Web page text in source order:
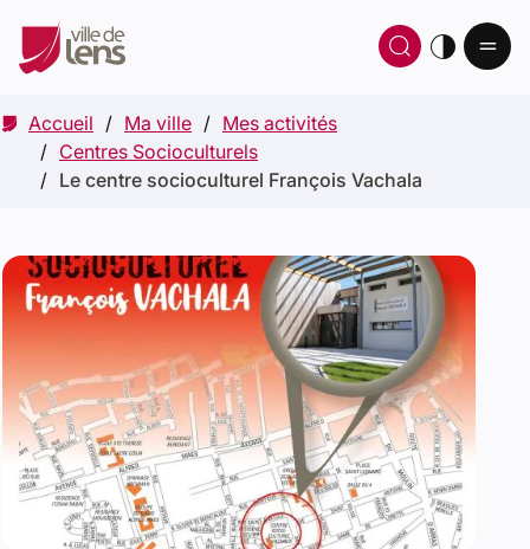
Ouvrir
Accueil Ma ville
Mes activités
Centres Socioculturels
Le centre socioculturel François Vachala